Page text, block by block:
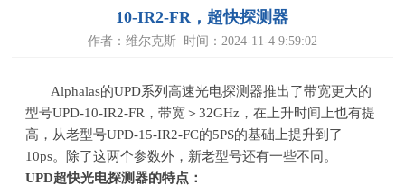
10-IR2-FR，超快探测器
作者：维尔克斯 时间：2024-11-4 9:59:02
Alphalas的UPD系列高速光电探测器推出了带宽更大的
型号UPD-10-IR2-FR，带宽＞32GHz，在上升时间上也有提
高，从老型号UPD-15-IR2-FC的5PS的基础上提升到了
10ps。除了这两个参数外，新老型号还有一些不同。
UPD超快光电探测器的特点：